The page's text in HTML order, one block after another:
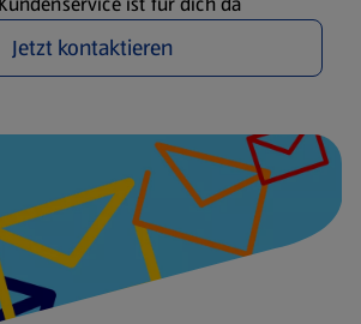
Jetzt kontaktieren